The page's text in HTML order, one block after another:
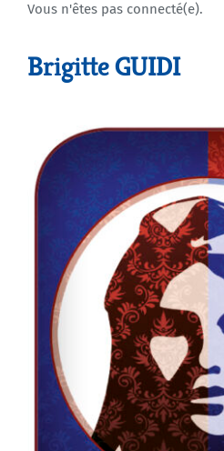
Agenda
Vous n'êtes pas connecté(e).
Brigitte GUIDI